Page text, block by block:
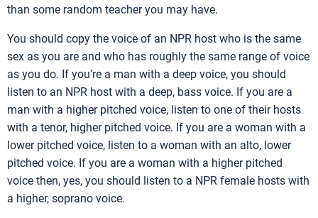
than some random teacher you may have.
You should copy the voice of an NPR host who is the same
sex as you are and who has roughly the same range of voice
as you do. If you’re a man with a deep voice, you should
listen to an NPR host with a deep, bass voice. If you are a
man with a higher pitched voice, listen to one of their hosts
with a tenor, higher pitched voice. If you are a woman with a
lower pitched voice, listen to a woman with an alto, lower
pitched voice. If you are a woman with a higher pitched
voice then, yes, you should listen to a NPR female hosts with
a higher, soprano voice.